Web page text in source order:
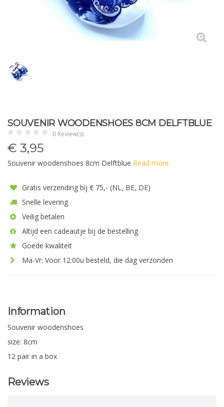
SOUVENIR WOODENSHOES 8CM DELFTBLUE
0 Review(s)
€ 3,95
Souvenir woodenshoes 8cm Delftblue Read more
Gratis verzending bij € 75,- (NL, BE, DE)
Snelle levering
Veilig betalen
Altijd een cadeautje bij de bestelling
Goede kwaliteit
Ma-Vr: Voor 12:00u besteld, die dag verzonden
Information
Souvenir woodenshoes
size: 8cm
12 pair in a box
Reviews